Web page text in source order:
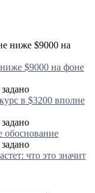
$9000 на фоне
в $3200 вполне
обоснование
что это значит